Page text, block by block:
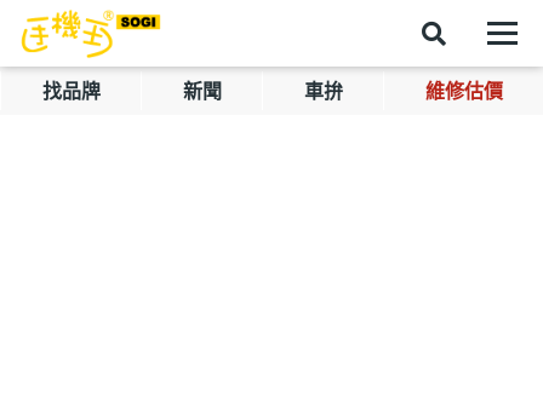
找品牌 新聞 車拚 維修估價